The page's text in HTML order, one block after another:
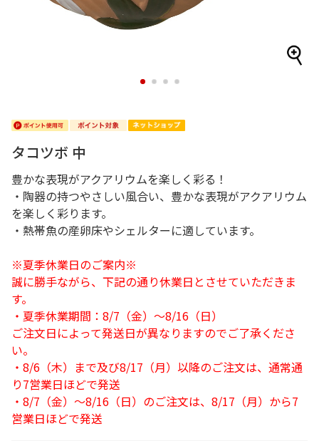
1 2 3 4
タコツボ 中
豊かな表現がアクアリウムを楽しく彩る！
・陶器の持つやさしい風合い、豊かな表現がアクアリウム
を楽しく彩ります。
・熱帯魚の産卵床やシェルターに適しています。
※夏季休業日のご案内※
誠に勝手ながら、下記の通り休業日とさせていただきま
す。
・夏季休業期間：8/7（金）～8/16（日）
ご注文日によって発送日が異なりますのでご了承くださ
い。
・8/6（木）まで及び8/17（月）以降のご注文は、通常通
り7営業日ほどで発送
・8/7（金）～8/16（日）のご注文は、8/17（月）から7
営業日ほどで発送